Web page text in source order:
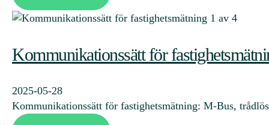
Kommunikationssätt för
2025-05-28
Kommunikationssätt för fastighetsmätning: M-Bus,